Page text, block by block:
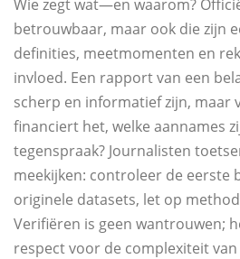
Wie zegt wat—en waarom?
betrouwbaar, maar ook die zijn
definities, meetmomenten en
invloed. Een rapport van een
scherp en informatief zijn, maar
financiert het, welke aannames
tegenspraak? Journalisten
meekijken: controleer de eerste
originele datasets, let op
Verifiëren is geen wantrouwen;
respect voor de complexiteit